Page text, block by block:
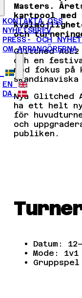
KONTAKTA OSS
NYHETSBREV
PRESS- OCH
OM ARRANGÖRERNA
EN
DA
Masters.
kartpool med
och
Glitched
och en
med fokus
Nya Glitched
ha ett helt
för
och
publiken.
Datum:
Mode: 1v1